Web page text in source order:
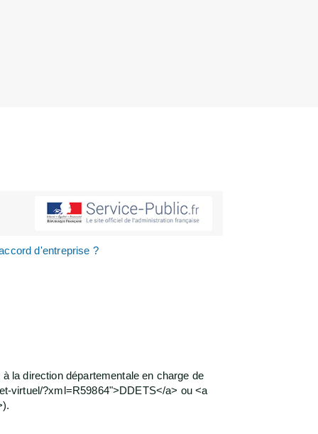
d'entreprise ?
la direction départementale en charge de
virtuel/?xml=R59864">DDETS</a> ou <a